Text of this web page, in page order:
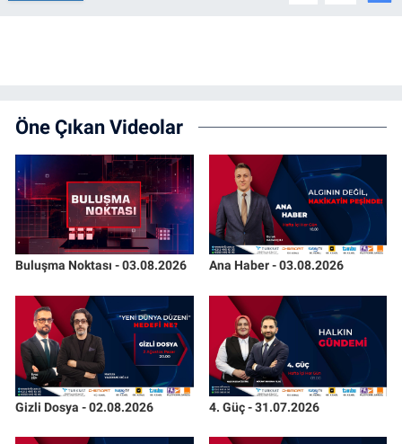
Öne Çıkan Videolar
Buluşma Noktası - 03.08.2026 Ana Haber - 03.08.2026
Gizli Dosya - 02.08.2026 4. Güç - 31.07.2026